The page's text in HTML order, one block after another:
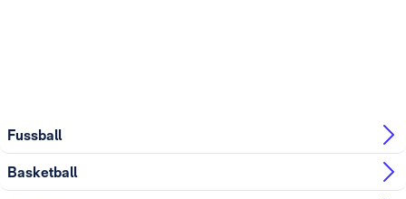
Fussball
Basketball